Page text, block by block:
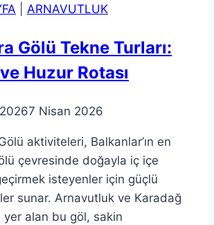
ARNAVUTLUK
Gölü Tekne Turları:
Huzur Rotası
7 Nisan 2026
aktiviteleri, Balkanlar’ın en
çevresinde doğayla iç içe
isteyenler için güçlü
sunar. Arnavutluk ve Karadağ
yer alan bu göl, sakin